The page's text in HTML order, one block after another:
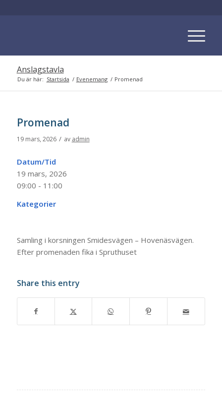
Anslagstavla
Du är här: Startsida / Evenemang / Promenad
Promenad
19 mars, 2026 / av admin
Datum/Tid
19 mars, 2026
09:00 - 11:00
Kategorier
Samling i korsningen Smidesvägen – Hovenäsvägen.
Efter promenaden fika i Spruthuset
Share this entry